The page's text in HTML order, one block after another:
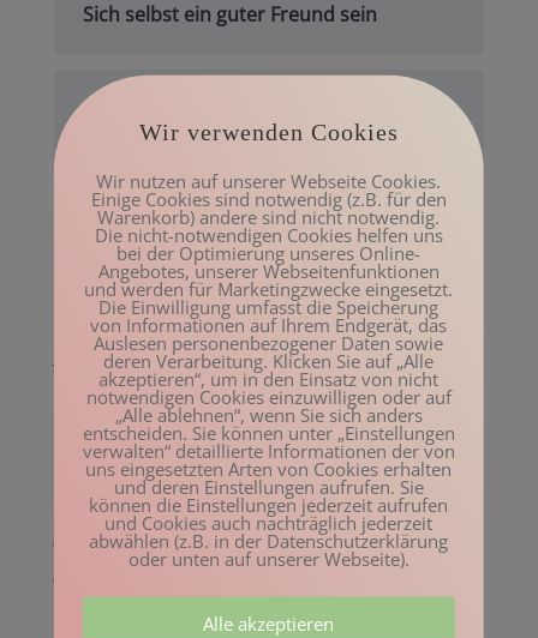
Sich selbst ein guter Freund sein
Gute Gründe für Bewegung
Archiv
Mai 2023
März 2023
Februar 2023
Januar 2023
Dezember 2022
November 2022
Oktober 2022
August 2022
Juli 2022
Wir verwenden Cookies
Wir nutzen auf unserer Webseite Cookies.
Einige Cookies sind notwendig (z.B. für den
Warenkorb) andere sind nicht notwendig.
Die nicht-notwendigen Cookies helfen uns
bei der Optimierung unseres Online-
Angebotes, unserer Webseitenfunktionen
und werden für Marketingzwecke eingesetzt.
Die Einwilligung umfasst die Speicherung
von Informationen auf Ihrem Endgerät, das
Auslesen personenbezogener Daten sowie
deren Verarbeitung. Klicken Sie auf „Alle
akzeptieren“, um in den Einsatz von nicht
notwendigen Cookies einzuwilligen oder auf
„Alle ablehnen“, wenn Sie sich anders
entscheiden. Sie können unter „Einstellungen
verwalten“ detaillierte Informationen der von
uns eingesetzten Arten von Cookies erhalten
und deren Einstellungen aufrufen. Sie
können die Einstellungen jederzeit aufrufen
und Cookies auch nachträglich jederzeit
abwählen (z.B. in der Datenschutzerklärung
oder unten auf unserer Webseite).
Alle akzeptieren